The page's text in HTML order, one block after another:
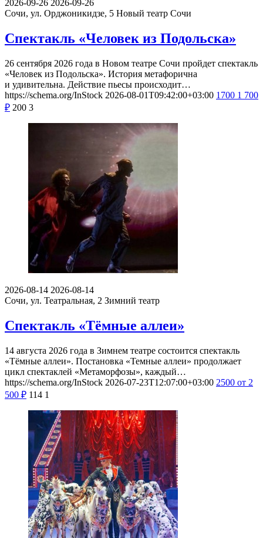
2026-09-26 2026-09-26
Сочи, ул. Орджоникидзе, 5 Новый театр Сочи
Спектакль «Человек из Подольска»
26 сентября 2026 года в Новом театре Сочи пройдет спектакль
«Человек из Подольска». История метафорична
и удивительна. Действие пьесы происходит…
https://schema.org/InStock 2026-08-01T09:42:00+03:00 1700 1 700
₽ 200 3
2026-08-14 2026-08-14
Сочи, ул. Театральная, 2 Зимний театр
Спектакль «Тёмные аллеи»
14 августа 2026 года в Зимнем театре состоится спектакль
«Тёмные аллеи». Постановка «Темные аллеи» продолжает
цикл спектаклей «Метаморфозы», каждый…
https://schema.org/InStock 2026-07-23T12:07:00+03:00 2500 от 2
500 ₽ 114 1